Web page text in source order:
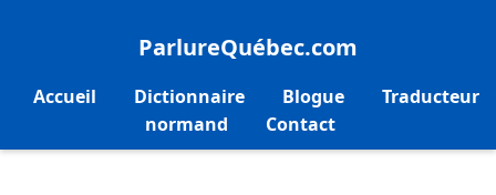
ParlureQuébec.com
Accueil Dictionnaire Blogue
Traducteur
normand
Contact